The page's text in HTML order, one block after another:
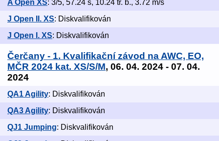
A Open XS: 3/5, 57.24 s, 10.24 tr. b., 3.72 m/s
J Open II. XS: Diskvalifikován
J Open I. XS: Diskvalifikován
Čerčany - 1. Kvalifikační závod na AWC, EO,
MČR 2024 kat. XS/S/M, 06. 04. 2024 - 07. 04.
2024
QA1 Agility: Diskvalifikován
QA3 Agility: Diskvalifikován
QJ1 Jumping: Diskvalifikován